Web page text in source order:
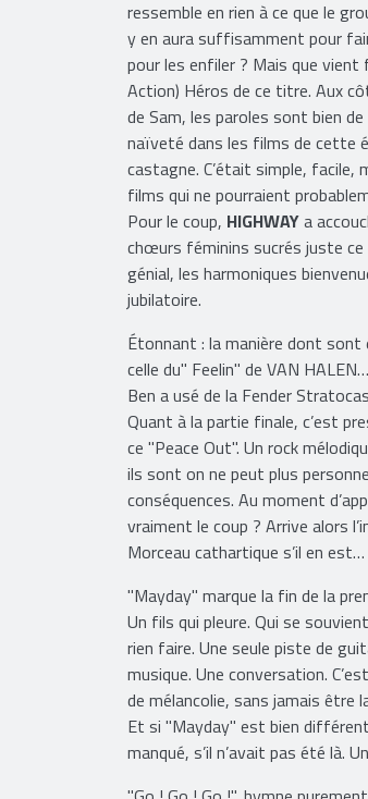
Si "Bang ! Bang !" lorgne
ressemble en rien à ce que le
y en aura suffisamment pour
pour les enfiler ? Mais que
Action) Héros de ce titre. Aux
de Sam, les paroles sont bien
naïveté dans les films de cette
castagne. C’était simple, facile,
films qui ne pourraient
Pour le coup,HIGHWAYa
chœurs féminins sucrés juste ce
génial, les harmoniques
jubilatoire.
Étonnant : la manière dont sont
celle du" Feelin" de VAN
Ben a usé de la Fender
Quant à la partie finale, c’est
ce "Peace Out". Un rock
ils sont on ne peut plus
conséquences. Au moment
vraiment le coup ? Arrive alors
"Mayday" marque la fin de la
Un fils qui pleure. Qui se
rien faire. Une seule piste de
musique. Une conversation.
de mélancolie, sans jamais être
Et si "Mayday" est bien différent